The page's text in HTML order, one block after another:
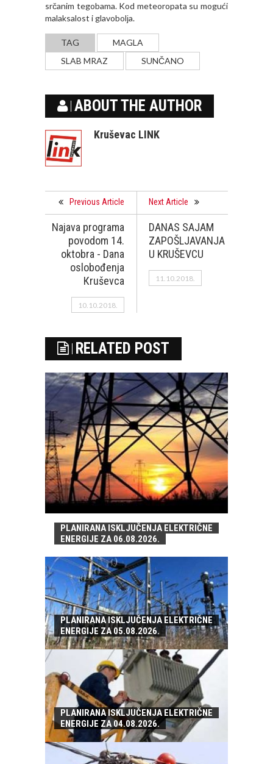
srčanim tegobama. Kod meteoropata su mogući
malaksalost i glavobolјa.
TAG
MAGLA
SLAB MRAZ
SUNČANO
ABOUT THE AUTHOR
Kruševac LINK
Previous Article
Najava programa
povodom 14.
oktobra - Dana
oslobođenja
Кruševca
10.10.2018.
Next Article
DANAS SAJAM
ZAPOŠLJAVANJA
U KRUŠEVCU
11.10.2018.
RELATED POST
PLANIRANA ISKLJUČENJA ELEKTRIČNE
ENERGIJE ZA 06.08.2026.
PLANIRANA ISKLJUČENJA ELEKTRIČNE
ENERGIJE ZA 05.08.2026.
PLANIRANA ISKLJUČENJA ELEKTRIČNE
ENERGIJE ZA 04.08.2026.